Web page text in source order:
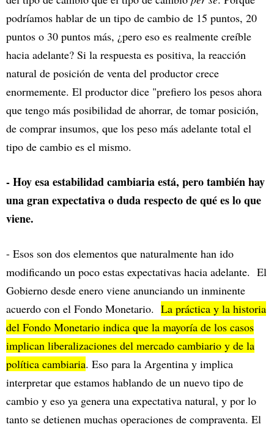
podríamos hablar de un tipo de cambio de 15 puntos, 20
puntos o 30 puntos más, ¿pero eso es realmente creíble
hacia adelante? Si la respuesta es positiva, la reacción
natural de posición de venta del productor crece
enormemente. El productor dice "prefiero los pesos ahora
que tengo más posibilidad de ahorrar, de tomar posición,
de comprar insumos, que los peso más adelante total el
tipo de cambio es el mismo.
- Hoy esa estabilidad cambiaria está, pero también hay
una gran expectativa o duda respecto de qué es lo que
viene.
- Esos son dos elementos que naturalmente han ido
modificando un poco estas expectativas hacia adelante. El
Gobierno desde enero viene anunciando un inminente
acuerdo con el Fondo Monetario. La práctica y la historia
del Fondo Monetario indica que la mayoría de los casos
implican liberalizaciones del mercado cambiario y de la
política cambiaria. Eso para la Argentina y implica
interpretar que estamos hablando de un nuevo tipo de
cambio y eso ya genera una expectativa natural, y por lo
tanto se detienen muchas operaciones de compraventa. El